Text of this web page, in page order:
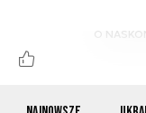
O NAS